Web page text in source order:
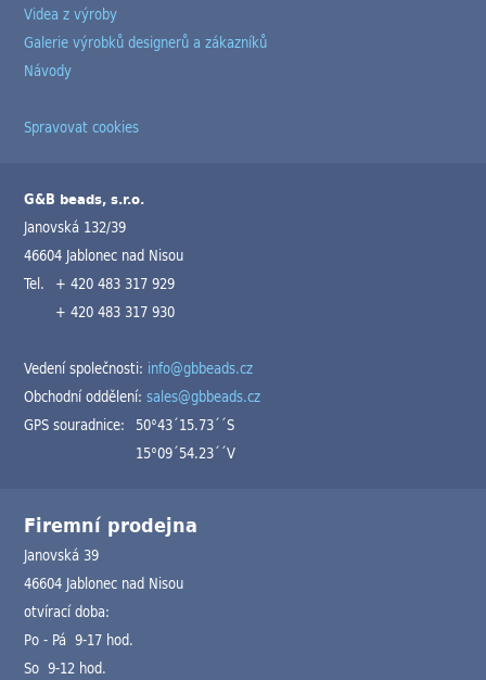
Videa z výroby
Galerie výrobků designerů a zákazníků
Návody
Spravovat cookies
G&B beads, s.r.o.
Janovská 132/39
46604 Jablonec nad Nisou
Tel. + 420 483 317 929
+ 420 483 317 930
Vedení společnosti: info@gbbeads.cz
Obchodní oddělení:sales@gbbeads.cz
GPS souradnice: 50°43´15.73´´S
15°09´54.23´´V
Firemní prodejna
Janovská 39
46604 Jablonec nad Nisou
otvírací doba:
Po - Pá 9-17 hod.
So 9-12 hod.